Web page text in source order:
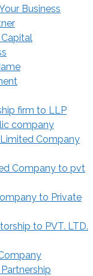
Business
firm to LLP
company
Company
Company to pvt
to Private
to PVT. LTD.